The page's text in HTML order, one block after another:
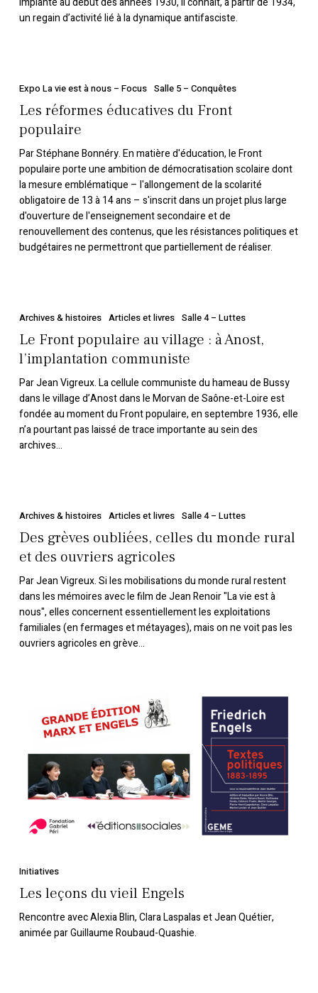
Front
populaire
un regain d’activité lié à la dynamique antifasciste.
réformes
éducatives
Front
populaire
Expo La vie est à nous – Focus Salle 5 – Conquêtes
Les réformes éducatives du Front
populaire
Par Stéphane Bonnéry. En matière d'éducation, le Front
populaire porte une ambition de démocratisation scolaire dont
la mesure emblématique – l'allongement de la scolarité
obligatoire de 13 à 14 ans – s'inscrit dans un projet plus large
d'ouverture de l'enseignement secondaire et de
renouvellement des contenus, que les résistances politiques et
budgétaires ne permettront que partiellement de réaliser.
Front
populaire
au
village :
à
Anost,
l’implantation
communiste
Archives & histoires Articles et livres Salle 4 – Luttes
Le Front populaire au village : à Anost,
l’implantation communiste
Par Jean Vigreux. La cellule communiste du hameau de Bussy
dans le village d’Anost dans le Morvan de Saône-et-Loire est
fondée au moment du Front populaire, en septembre 1936, elle
n’a pourtant pas laissé de trace importante au sein des
archives...
grèves
oubliées,
celles
du
monde
rural
et
des
ouvriers
Archives & histoires Articles et livres Salle 4 – Luttes
Des grèves oubliées, celles du monde rural
et des ouvriers agricoles
Par Jean Vigreux. Si les mobilisations du monde rural restent
dans les mémoires avec le film de Jean Renoir "La vie est à
nous", elles concernent essentiellement les exploitations
familiales (en fermages et métayages), mais on ne voit pas les
ouvriers agricoles en grève...
Engels
Initiatives
Les leçons du vieil Engels
Rencontre avec Alexia Blin, Clara Laspalas et Jean Quétier,
animée par Guillaume Roubaud-Quashie.